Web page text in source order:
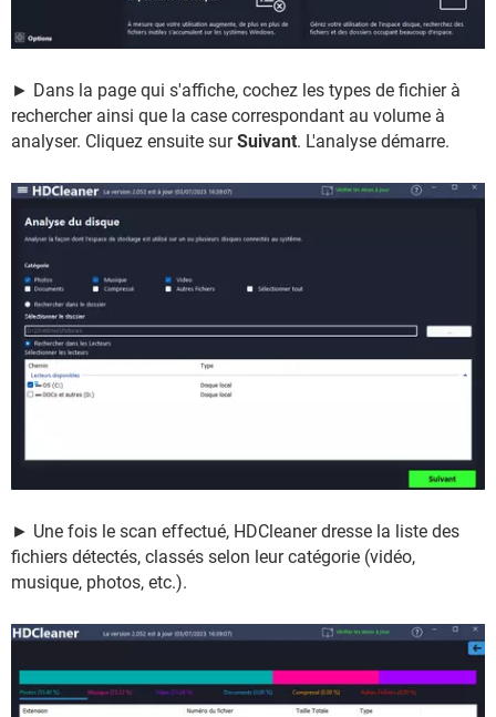
► Dans la page qui s'affiche, cochez les types de fichier à
rechercher ainsi que la case correspondant au volume à
analyser. Cliquez ensuite surSuivant. L'analyse démarre.
► Une fois le scan effectué, HDCleaner dresse la liste des
fichiers détectés, classés selon leur catégorie (vidéo,
musique, photos, etc.).